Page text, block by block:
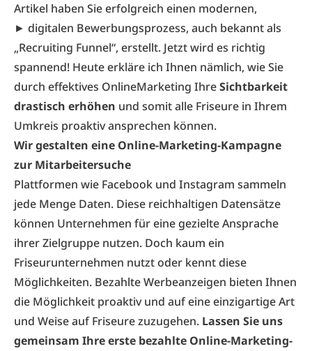
Artikel haben Sie erfolgreich einen modernen,
► digitalen Bewerbungsprozess, auch bekannt als
„Recruiting­ Funnel“, erstellt. Jetzt wird es richtig
spannend! Heute erkläre ich Ihnen nämlich, wie Sie
durch effektives Online­Marketing IhreSichtbarkeit
drastisch erhöhen und somit alle Friseure in Ihrem
Umkreis proaktiv ansprechen können.
Wir gestalten eine Online-Marketing-Kampagne
zur Mitarbeitersuche
Plattformen wie Facebook und Instagram sammeln
jede Menge Daten. Diese reichhaltigen Datensätze
können Unternehmen für eine gezielte Ansprache
ihrer Zielgruppe nutzen. Doch kaum ein
Friseurunternehmen nutzt oder kennt diese
Möglichkeiten. Bezahlte Werbeanzeigen bieten Ihnen
die Möglichkeit proaktiv und auf eine einzigartige Art
und Weise auf Friseure zuzugehen. Lassen Sie uns
gemeinsam Ihre erste bezahlte Online-Marketing-